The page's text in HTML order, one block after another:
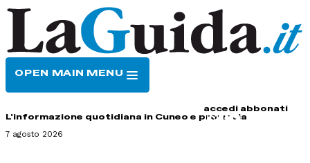
OPEN MAIN MENU
accedi abbonati
L'informazione quotidiana in Cuneo e provincia
7 agosto 2026